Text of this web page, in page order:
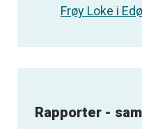
Frøy Loke i
Rapporter -